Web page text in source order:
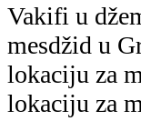
Vakifi u
mesdžid u
lokaciju za
lokaciju za